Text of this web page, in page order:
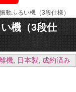
動ふるい機（3段仕様）
機（3段仕
機, 日本製, 成約済み